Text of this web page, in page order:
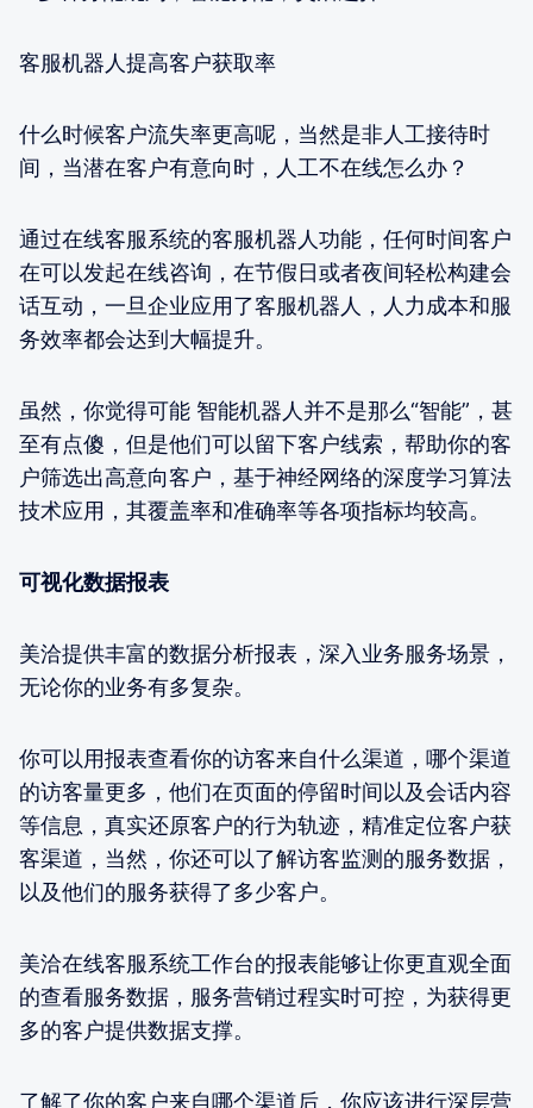
客服机器人提高客户获取率
什么时候客户流失率更高呢，当然是非人工接待时
间，当潜在客户有意向时，人工不在线怎么办？
通过在线客服系统的客服机器人功能，任何时间客户
在可以发起在线咨询，在节假日或者夜间轻松构建会
话互动，一旦企业应用了客服机器人，人力成本和服
务效率都会达到大幅提升。
虽然，你觉得可能​ 智能机器人​​并不是那么“智能”，甚
至有点傻，但是他们可以留下客户线索，帮助你的客
户筛选出高意向客户，基于神经网络的深度学习算法
技术应用，其覆盖率和准确率等各项指标均较高。
可视化数据报表
美洽提供丰富的数据分析报表，深入业务服务场景，
无论你的业务有多复杂。
你可以用报表查看你的访客来自什么渠道，哪个渠道
的访客量更多，他们在页面的停留时间以及会话内容
等信息，真实还原客户的行为轨迹，精准定位客户获
客渠道，当然，你还可以了解访客监测的服务数据，
以及他们的服务获得了多少客户。
美洽在线客服系统工作台的报表能够让你更直观全面
的查看服务数据，服务营销过程实时可控，为获得更
多的客户提供数据支撑。
了解了你的客户来自哪个渠道后，你应该进行深层营